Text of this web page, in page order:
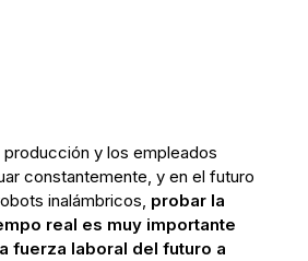
y los empleados
constantemente, y en el futuro
inalámbricos, probar la
real es muy importante
fuerza laboral del futuro a